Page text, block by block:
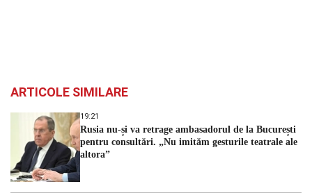
ARTICOLE SIMILARE
19:21
Rusia nu-și va retrage ambasadorul de la București
pentru consultări. „Nu imităm gesturile teatrale ale
altora”